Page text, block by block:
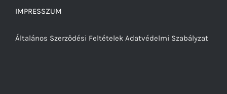
IMPRESSZUM
Általános Szerződési Feltételek Adatvédelmi Szabályzat